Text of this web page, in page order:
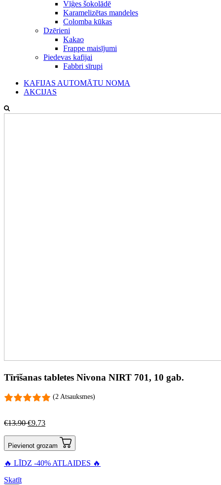
Vīģes šokolādē
Karamelizētas mandeles
Colomba kūkas
Dzērieni
Kakao
Frappe maisījumi
Piedevas kafijai
Fabbri sīrupi
KAFIJAS AUTOMĀTU NOMA
AKCIJAS
Tīrīšanas tabletes Nivona NIRT 701, 10 gab.
(2 Atsauksmes)
€13.90 €9.73
Pievienot grozam
🔥 LĪDZ -40% ATLAIDES 🔥
Skatīt